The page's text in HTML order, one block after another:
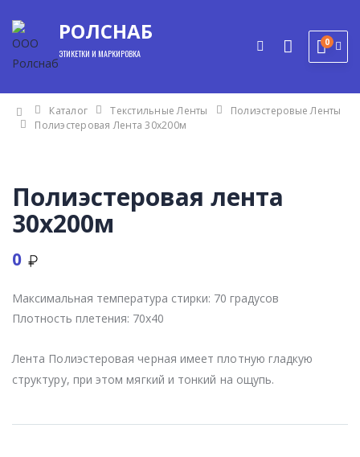
РОЛСНАБ
ЭТИКЕТКИ И МАРКИРОВКА
0
Каталог Текстильные Ленты
Полиэстеровые Ленты
Полиэстеровая Лента 30x200м
Полиэстеровая лента
30x200м
0
Максимальная температура стирки: 70 градусов
Плотность плетения: 70x40
Лента Полиэстеровая черная имеет плотную гладкую
структуру, при этом мягкий и тонкий на ощупь.